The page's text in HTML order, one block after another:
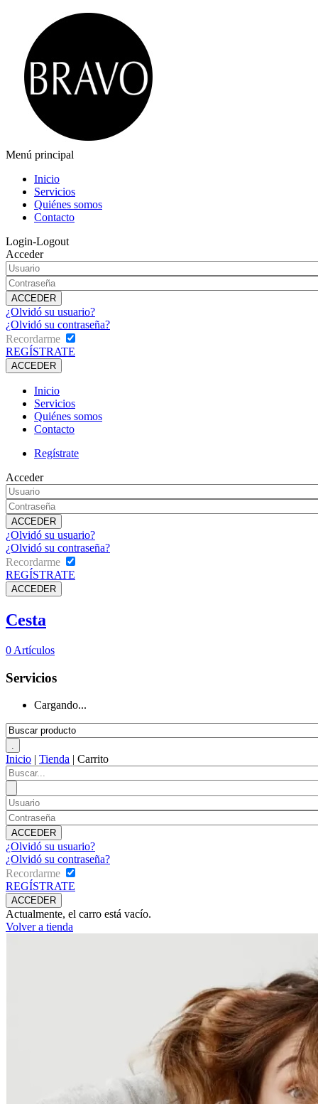
Menú principal
Inicio
Servicios
Quiénes somos
Contacto
Login-Logout
Acceder
¿Olvidó su usuario?
¿Olvidó su contraseña?
Recordarme
REGÍSTRATE
Inicio
Servicios
Quiénes somos
Contacto
Regístrate
Acceder
¿Olvidó su usuario?
¿Olvidó su contraseña?
Recordarme
REGÍSTRATE
Cesta
0 Artículos
Servicios
Cargando...
Inicio | Tienda | Carrito
¿Olvidó su usuario?
¿Olvidó su contraseña?
Recordarme
REGÍSTRATE
Actualmente, el carro está vacío.
Volver a tienda